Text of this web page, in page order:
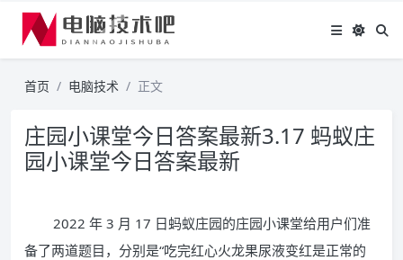
首页 电脑技术 正文
庄园小课堂今日答案最新3.17 蚂蚁庄
园小课堂今日答案最新
2022 年 3 月 17 日蚂蚁庄园的庄园小课堂给用户们准
备了两道题目，分别是“吃完红心火龙果尿液变红是正常的